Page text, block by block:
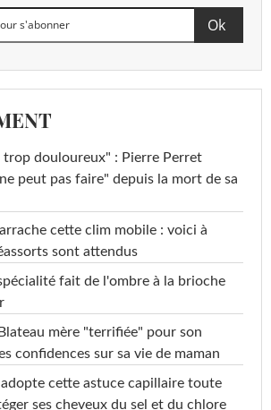
trop douloureux" : Pierre Perret
peut pas faire" depuis la mort de sa
cette clim mobile : voici à
sont attendus
fait de l'ombre à la brioche
mère "terrifiée" pour son
confidences sur sa vie de maman
adopte cette astuce capillaire toute
ses cheveux du sel et du chlore